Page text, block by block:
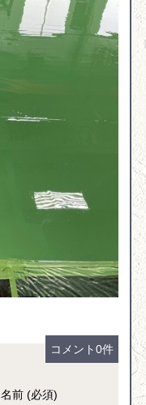
コメント0件
名前 (必須)